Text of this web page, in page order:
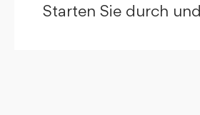
Starten Sie durch